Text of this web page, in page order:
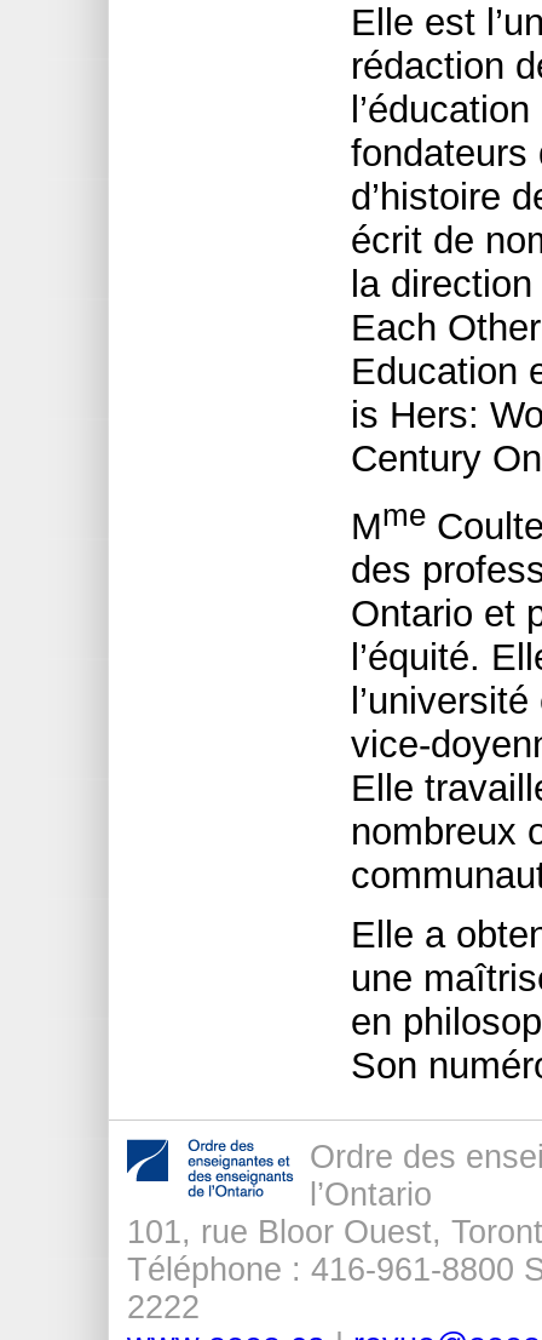
Elle est
rédaction
fondateurs
d’histoire
écrit de
la
Each
Education
is Hers:
Century
Mme
des
Ontario et
l’équité.
vice-
Elle
nombreux
Elle a
une
en
Son
Ordre des
l’Ontario
101, rue Bloor Ouest,
Téléphone : 416-961-8800
2222